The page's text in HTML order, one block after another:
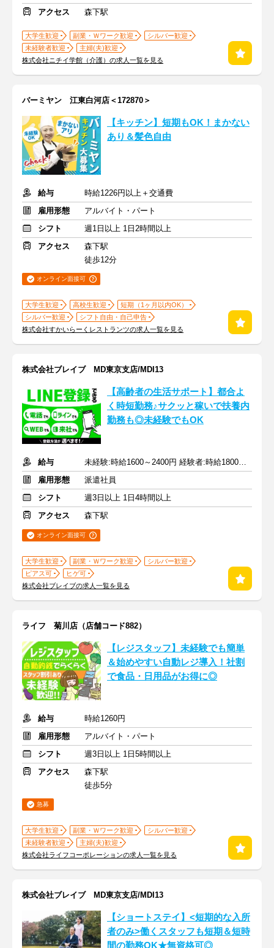
アクセス
森下駅
大学生歓迎 副業・Ｗワーク歓迎
シルバー歓迎
未経験者歓迎
主婦(夫)歓迎
株式会社ニチイ学館（介護）の求人一覧を見る
バーミヤン 江東白河店＜172870＞
【キッチン】短期もOK！まかない
あり＆髪色自由
給与
時給1226円以上＋交通費
雇用形態
アルバイト・パート
シフト
週1日以上 1日2時間以上
アクセス
森下駅
徒歩12分
オンライン面接可
大学生歓迎 高校生歓迎
短期（1ヶ月以内OK）
シルバー歓迎
シフト自由・自己申告
株式会社すかいらーくレストランツの求人一覧を見る
株式会社ブレイブ MD東京支店/MDI13
【高齢者の生活サポート】都合よ
く時短勤務♪サクッと稼いで扶養内
勤務も◎未経験でもOK
給与
未経験:時給1600～2400円 経験者:時給1800～2700円+交通費全額
雇用形態
派遣社員
シフト
週3日以上 1日4時間以上
アクセス
森下駅
オンライン面接可
大学生歓迎 副業・Ｗワーク歓迎
シルバー歓迎
ピアス可
ヒゲ可
株式会社ブレイブの求人一覧を見る
ライフ 菊川店（店舗コード882）
【レジスタッフ】未経験でも簡単
＆始めやすい自動レジ導入！社割
で食品・日用品がお得に◎
給与
時給1260円
雇用形態
アルバイト・パート
シフト
週3日以上 1日5時間以上
アクセス
森下駅
徒歩5分
急募
大学生歓迎 副業・Ｗワーク歓迎
シルバー歓迎
未経験者歓迎
主婦(夫)歓迎
株式会社ライフコーポレーションの求人一覧を見る
株式会社ブレイブ MD東京支店/MDI13
【ショートステイ】<短期的な入所
者のみ>働くスタッフも短期＆短時
間の勤務OK★無資格可◎